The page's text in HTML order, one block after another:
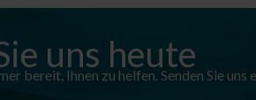
uns heute
bereit, Ihnen zu helfen. Senden Sie uns